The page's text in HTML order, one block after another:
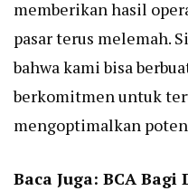
memberikan hasil
pasar terus melemah.
bahwa kami bisa
berkomitmen untuk
mengoptimalkan
Baca Juga: BCA